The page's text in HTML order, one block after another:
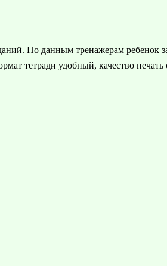
По данным тренажерам ребенок
тетради удобный, качество